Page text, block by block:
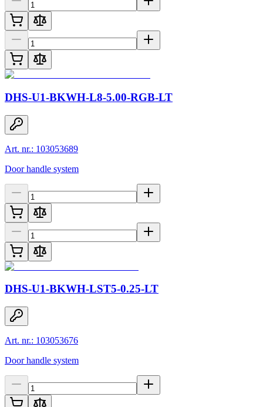
DHS-U1-BKWH-L8-5.00-RGB-LT
Art. nr.: 103053689
Door handle system
DHS-U1-BKWH-LST5-0.25-LT
Art. nr.: 103053676
Door handle system